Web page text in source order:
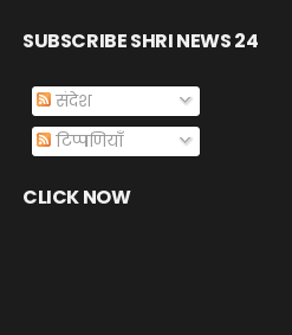
SUBSCRIBE SHRI NEWS 24
संदेश
टिप्पणियाँ
CLICK NOW